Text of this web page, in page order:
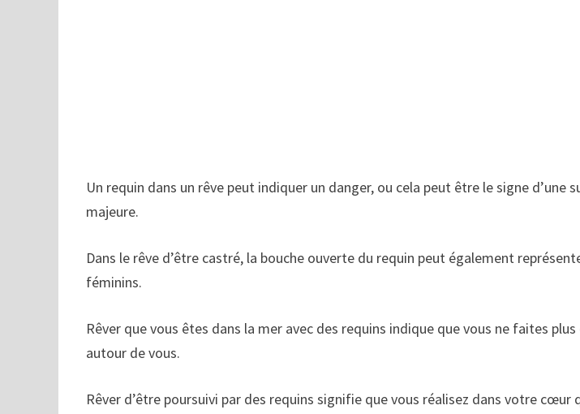
Un requin dans un rêve peut indiquer un danger, ou cela peut être le signe d’une
majeure.
Dans le rêve d’être castré, la bouche ouverte du requin peut également
féminins.
Rêver que vous êtes dans la mer avec des requins indique que vous ne faites
autour de vous.
Rêver d’être poursuivi par des requins signifie que vous réalisez dans votre cœur